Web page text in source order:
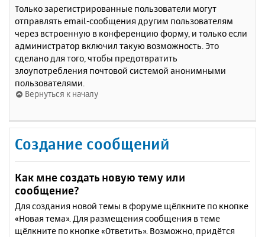
Только зарегистрированные пользователи могут
отправлять email-сообщения другим пользователям
через встроенную в конференцию форму, и только если
администратор включил такую возможность. Это
сделано для того, чтобы предотвратить
злоупотребления почтовой системой анонимными
пользователями.
Вернуться к началу
Создание сообщений
Как мне создать новую тему или
сообщение?
Для создания новой темы в форуме щёлкните по кнопке
«Новая тема». Для размещения сообщения в теме
щёлкните по кнопке «Ответить». Возможно, придётся